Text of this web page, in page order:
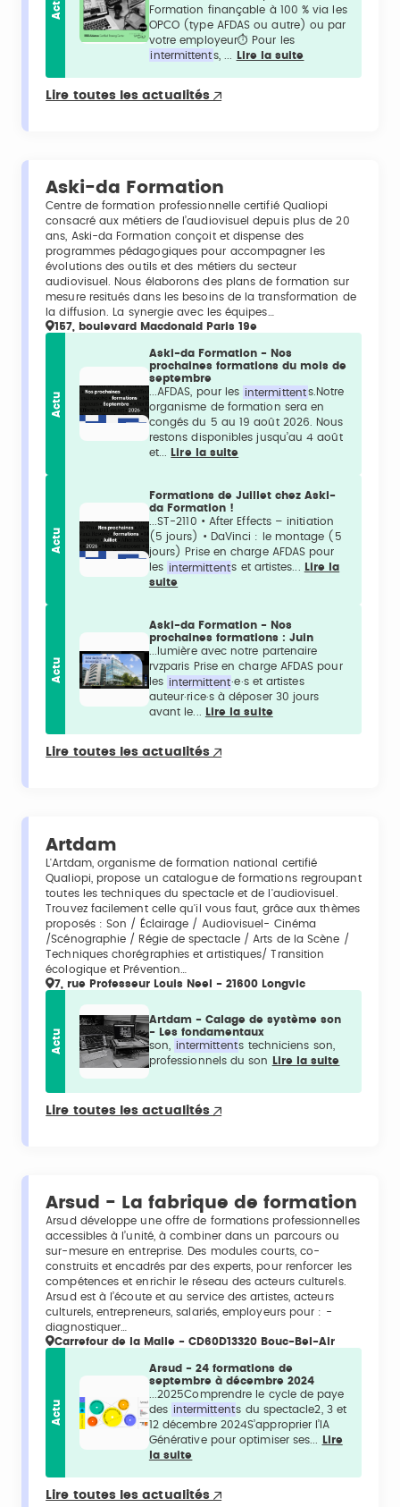
Actu
Formation finançable à 100 % via les
OPCO (type AFDAS ou autre) ou par
votre employeur⏱️ Pour les
intermittents, ... Lire la suite
Lire toutes les actualités
Aski-da Formation
Centre de formation professionnelle certifié Qualiopi
consacré aux métiers de l’audiovisuel depuis plus de 20
ans, Aski-da Formation conçoit et dispense des
programmes pédagogiques pour accompagner les
évolutions des outils et des métiers du secteur
audiovisuel. Nous élaborons des plans de formation sur
mesure resitués dans les besoins de la transformation de
la diffusion. La synergie avec les équipes…
157, boulevard Macdonald Paris 19e
Actu
Aski-da Formation - Nos
prochaines formations du mois de
septembre
...AFDAS, pour les intermittents.Notre
organisme de formation sera en
congés du 5 au 19 août 2026. Nous
restons disponibles jusqu’au 4 août
et...
Lire la suite
Actu
Formations de Juillet chez Aski-
da Formation !
...ST-2110 • After Effects – initiation
(5 jours) • DaVinci : le montage (5
jours) Prise en charge AFDAS pour
les intermittents et artistes...
Lire la
suite
Actu
Aski-da Formation - Nos
prochaines formations : Juin
...lumière avec notre partenaire
rvzparis Prise en charge AFDAS pour
les intermittent·e·s et artistes
auteur·rice·s à déposer 30 jours
avant le...
Lire la suite
Lire toutes les actualités
Artdam
L'Artdam, organisme de formation national certifié
Qualiopi, propose un catalogue de formations regroupant
toutes les techniques du spectacle et de l'audiovisuel.
Trouvez facilement celle qu'il vous faut, grâce aux thèmes
proposés : Son / Éclairage / Audiovisuel- Cinéma
/Scénographie / Régie de spectacle / Arts de la Scène /
Techniques chorégraphies et artistiques/ Transition
écologique et Prévention…
7, rue Professeur Louis Neel - 21600 Longvic
Actu
Artdam - Calage de système son
- Les fondamentaux
son,
intermittents techniciens son,
professionnels du son
Lire la suite
Lire toutes les actualités
Arsud - La fabrique de formation
Arsud développe une offre de formations professionnelles
accessibles à l’unité, à combiner dans un parcours ou
sur-mesure en entreprise. Des modules courts, co-
construits et encadrés par des experts, pour renforcer les
compétences et enrichir le réseau des acteurs culturels.
Arsud est à l’écoute et au service des artistes, acteurs
culturels, entrepreneurs, salariés, employeurs pour : -
diagnostiquer…
Carrefour de la Malle - CD60D13320 Bouc-Bel-Air
Actu
Arsud - 24 formations de
septembre à décembre 2024
...2025Comprendre le cycle de paye
des intermittents du spectacle2, 3 et
12 décembre 2024S’approprier l’IA
Générative pour optimiser ses...
Lire
la suite
Lire toutes les actualités